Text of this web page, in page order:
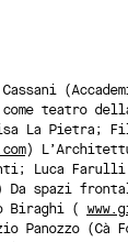
teatro
La Pietra;
)
Luca Farulli
Da spazi
Biraghi (
Panozzo (Cà